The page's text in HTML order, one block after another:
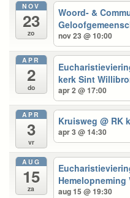
NOV
23
zo
Woord- &
nov 23 @ 10:00
APR
2
do
kerk Sint
apr 2 @ 17:00
APR
3
vr
Kruisweg@ RK
apr 3 @ 14:30
AUG
15
za
Hemelopneming
aug 15 @ 19:30